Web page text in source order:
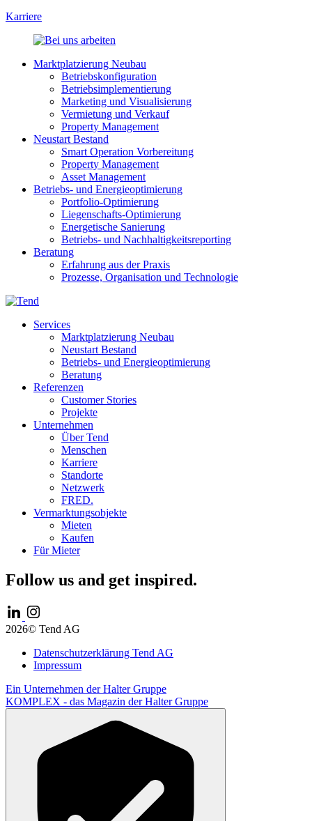
Karriere
Marktplatzierung Neubau
Betriebskonfiguration
Betriebsimplementierung
Marketing und Visualisierung
Vermietung und Verkauf
Property Management
Neustart Bestand
Smart Operation Vorbereitung
Property Management
Asset Management
Betriebs- und Energieoptimierung
Portfolio-Optimierung
Liegenschafts-Optimierung
Energetische Sanierung
Betriebs- und Nachhaltigkeitsreporting
Beratung
Erfahrung aus der Praxis
Prozesse, Organisation und Technologie
Services
Marktplatzierung Neubau
Neustart Bestand
Betriebs- und Energieoptimierung
Beratung
Referenzen
Customer Stories
Projekte
Unternehmen
Über Tend
Menschen
Karriere
Standorte
Netzwerk
FRED.
Vermarktungsobjekte
Mieten
Kaufen
Für Mieter
Follow us and get inspired.
2026© Tend AG
Datenschutzerklärung Tend AG
Impressum
Ein Unternehmen derHalter Gruppe
KOMPLEX - das Magazin der Halter Gruppe